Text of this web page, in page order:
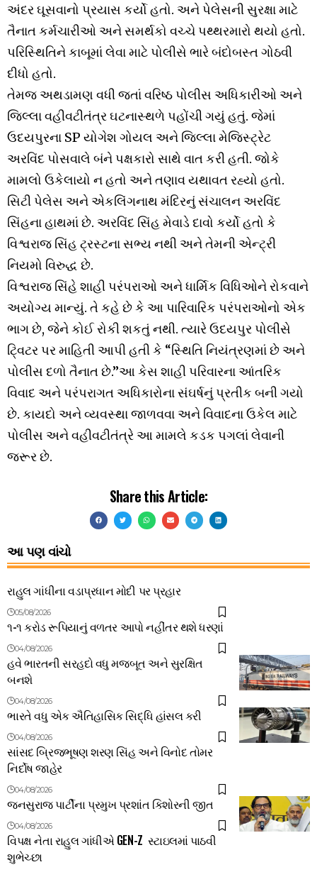
અંદર ઘૂસવાનો પ્રયાસ કર્યો હતો. અને પેલેસની સુરક્ષા માટે
તૈનાત કર્મચારીઓ અને સમર્થકો વચ્ચે પથ્થરમારો થયો હતો.
પરિસ્થિતિને કાબૂમાં લેવા માટે પોલીસે ભારે બંદોબસ્ત ગોઠવી
દીધો હતો.
તેમજ અથડામણ વધી જતાં વરિષ્ઠ પોલીસ અધિકારીઓ અને
જિલ્લા વહીવટીતંત્ર ઘટનાસ્થળે પહોંચી ગયું હતું. જેમાં
ઉદયપુરના SP યોગેશ ગોયલ અને જિલ્લા મેજિસ્ટ્રેટ
અરવિંદ પોસવાલે બંને પક્ષકારો સાથે વાત કરી હતી. જોકે
મામલો ઉકેલાયો ન હતો અને તણાવ યથાવત રહ્યો હતો.
સિટી પેલેસ અને એકલિંગનાથ મંદિરનું સંચાલન અરવિંદ
સિંહના હાથમાં છે. અરવિંદ સિંહ મેવાડે દાવો કર્યો હતો કે
વિશ્વરાજ સિંહ ટ્રસ્ટના સભ્ય નથી અને તેમની એન્ટ્રી
નિયમો વિરુદ્ધ છે.
વિશ્વરાજ સિંહે શાહી પરંપરાઓ અને ધાર્મિક વિધિઓને રોકવાને
અયોગ્ય માન્યું. તે કહે છે કે આ પારિવારિક પરંપરાઓનો એક
ભાગ છે, જેને કોઈ રોકી શકતું નથી. ત્યારે ઉદયપુર પોલીસે
ટિ્‌વટર પર માહિતી આપી હતી કે “સ્થિતિ નિયંત્રણમાં છે અને
પોલીસ દળો તૈનાત છે.”આ કેસ શાહી પરિવારના આંતરિક
વિવાદ અને પરંપરાગત અધિકારોના સંઘર્ષનું પ્રતીક બની ગયો
છે. કાયદો અને વ્યવસ્થા જાળવવા અને વિવાદના ઉકેલ માટે
પોલીસ અને વહીવટીતંત્રે આ મામલે કડક પગલાં લેવાની
જરૂર છે.
Share this Article:
આ પણ વાંચો
રાહુલ ગાંધીના વડાપ્રધાન મોદી પર પ્રહાર
05/08/2026
૧-૧ કરોડ રૂપિયાનું વળતર આપો નહીંતર થશે ધરણાં
04/08/2026
હવે ભારતની સરહદો વધુ મજબૂત અને સુરક્ષિત
બનશે
04/08/2026
ભારતે વધુ એક ઐતિહાસિક સિદ્ધિ હાંસલ કરી
04/08/2026
સાંસદ બ્રિજભૂષણ શરણ સિંહ અને વિનોદ તોમર
નિર્દોષ જાહેર
04/08/2026
જનસુરાજ પાર્ટીના પ્રમુખ પ્રશાંત કિશોરની જીત
04/08/2026
વિપક્ષ નેતા રાહુલ ગાંધીએ GEN-Z સ્ટાઇલમાં પાઠવી
શુભેચ્છા